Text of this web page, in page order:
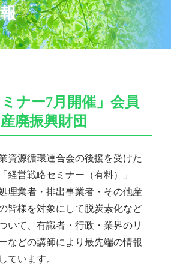
ナー7月開催」会員
廃振興財団
資源循環連合会の後援を受けた
経営戦略セミナー（有料）」
理業者・排出事業者・その他産
皆様を対象にして脱炭素化など
いて、有識者・行政・業界のリ
などの講師により最先端の情報
ています。